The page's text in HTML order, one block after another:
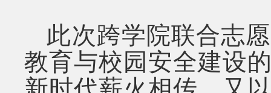
此次跨学院联合志
教育与校园安全建设